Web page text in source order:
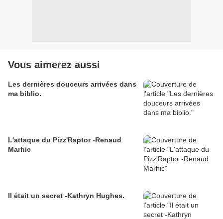
Vous aimerez aussi
Les dernières douceurs arrivées dans
ma biblio.
L'attaque du Pizz'Raptor -Renaud
Marhic
Il était un secret -Kathryn Hughes.